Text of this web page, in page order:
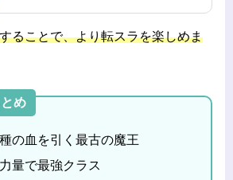
ることで、より転スラを楽しめま
め
の血を引く最古の魔王
量で最強クラス